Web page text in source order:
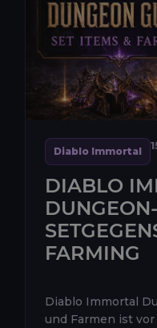
Diablo Immortal
DIABLO
FARMING
Diablo Immortal
und Farmen ist